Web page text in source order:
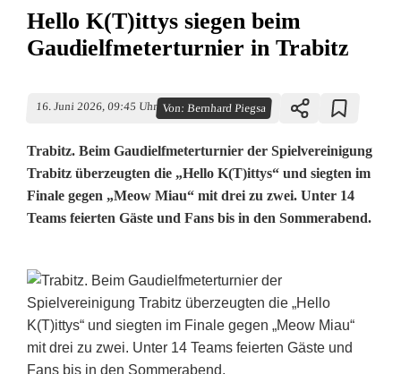
Hello K(T)ittys siegen beim
Gaudielfmeterturnier in Trabitz
16. Juni 2026, 09:45 Uhr Von:Bernhard Piegsa
Trabitz. Beim Gaudielfmeterturnier der Spielvereinigung
Trabitz überzeugten die „Hello K(T)ittys“ und siegten im
Finale gegen „Meow Miau“ mit drei zu zwei. Unter 14
Teams feierten Gäste und Fans bis in den Sommerabend.